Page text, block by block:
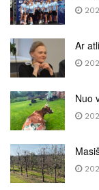
Ar
Nuo